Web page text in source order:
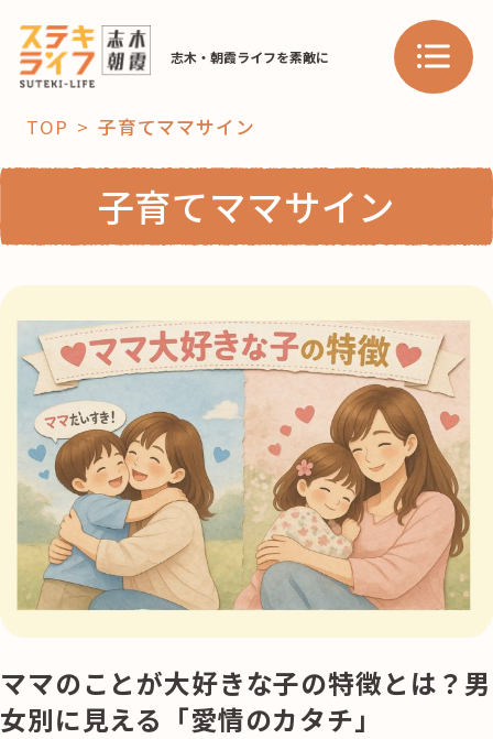
志木・朝霞ライフを素敵に
「コト」
子育て
暮らし
おすすめ
スポット
「場」
HAREL HAREL
活用事例
「モノ」
TOP 子育てママサイン
子育てママサイン
ママのことが大好きな子の特徴とは？男
女別に見える「愛情のカタチ」